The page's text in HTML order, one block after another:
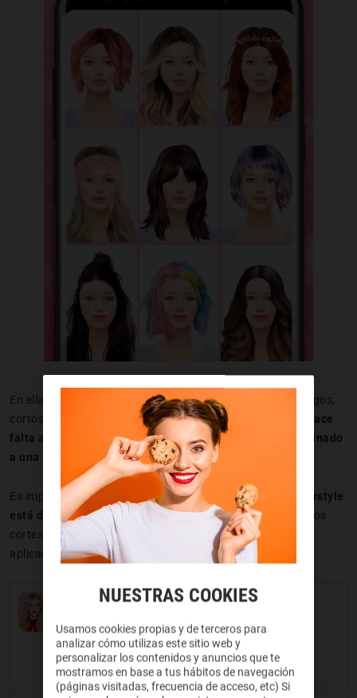
En ella encontrarás diferentes estilospara tu cabello: largos,
cortos, rizados, lisos, rubios, morenos, recogidos... Y
no hace
falta abrir la cámaraen el momento, puedes
añadir el peinado
a una foto que tengas ya hecha.
Es importante tener en cuenta que, en este momento,
Hairstyle
está diseñada exclusivamente para mujeres, por lo que los
cortes de pelo para hombres no están disponibles en la
aplicación.
NUESTRAS COOKIES
Usamos cookies propias y de terceros para
analizar cómo utilizas este sitio web y
personalizar los contenidos y anuncios que te
mostramos en base a tus hábitos de navegación
(páginas visitadas, frecuencia de acceso, etc) Si